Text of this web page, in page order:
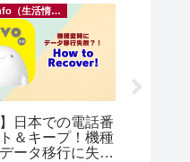
ちぇり info（生活情報）
】日本での電話番
＆キープ！機種
ータ移行に失敗